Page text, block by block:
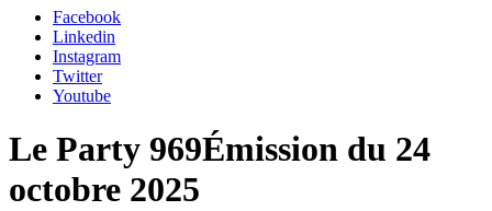
Facebook
Linkedin
Instagram
Twitter
Youtube
Le Party 969Émission du 24
octobre 2025